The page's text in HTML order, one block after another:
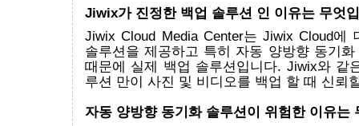
Jiwix가 진정한 백업 솔루션 인 이유는 무엇
Jiwix Cloud Media Center는 Jiwix Cloud에
솔루션을 제공하고 특히 자동 양방향 동기
때문에 실제 백업 솔루션입니다. Jiwix와 같
루션 만이 사진 및 비디오를 백업 할 때 신뢰
자동 양방향 동기화 솔루션이 위험한 이유는